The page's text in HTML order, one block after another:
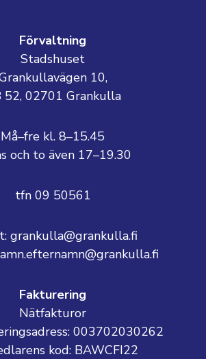
Förvaltning
Stadshuset
10,
52, 02701 Grankulla
Må–fre kl. 8–15.45
och to även 17–19.30
tfn 09 50561
grankulla@grankulla.fi
Fakturering
Nätfakturor
003702030262
kod: BAWCFI22